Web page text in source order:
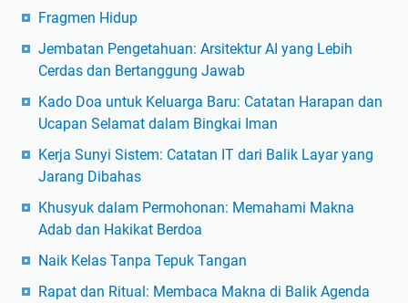
Fragmen Hidup
Jembatan Pengetahuan: Arsitektur AI yang Lebih
Cerdas dan Bertanggung Jawab
Kado Doa untuk Keluarga Baru: Catatan Harapan dan
Ucapan Selamat dalam Bingkai Iman
Kerja Sunyi Sistem: Catatan IT dari Balik Layar yang
Jarang Dibahas
Khusyuk dalam Permohonan: Memahami Makna
Adab dan Hakikat Berdoa
Naik Kelas Tanpa Tepuk Tangan
Rapat dan Ritual: Membaca Makna di Balik Agenda